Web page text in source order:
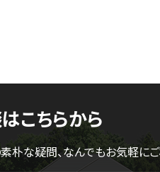
こちらから
朴な疑問、なんでもお気軽に